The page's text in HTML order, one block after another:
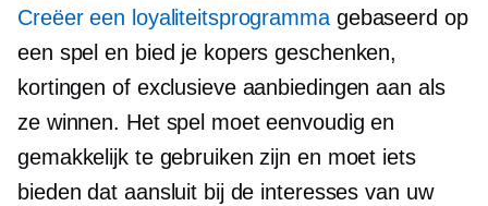
Creëer een loyaliteitsprogrammagebaseerd op
een spel en bied je kopers geschenken,
kortingen of exclusieve aanbiedingen aan als
ze winnen. Het spel moet eenvoudig en
gemakkelijk te gebruiken zijn en moet iets
bieden dat aansluit bij de interesses van uw